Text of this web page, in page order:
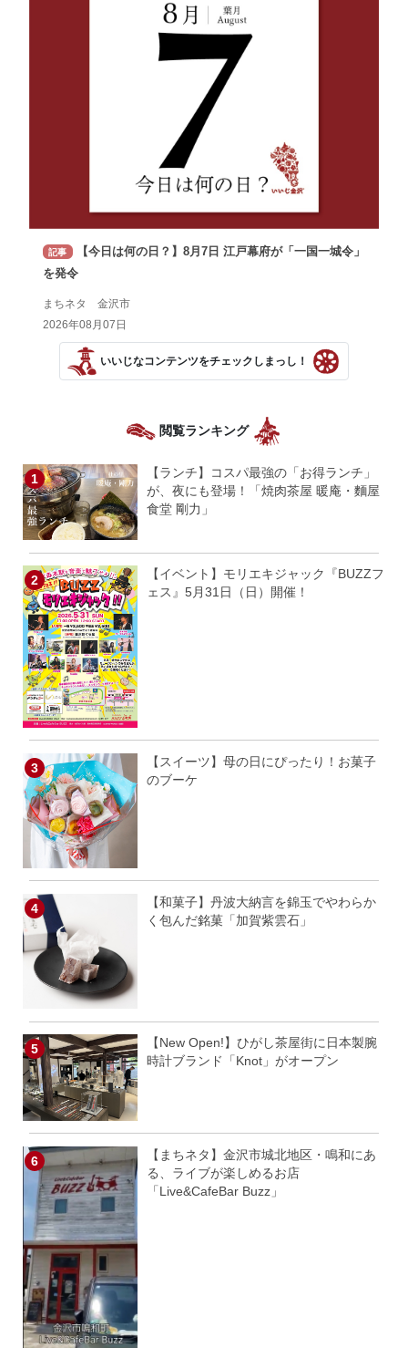
記事
【今日は何の日？】8月7日 江戸幕府が「一国一城令」
を発令
まちネタ 金沢市
2026年08月07日
いいじなコンテンツをチェックしまっし！
閲覧ランキング
【ランチ】コスパ最強の「お得ランチ」
が、夜にも登場！「焼肉茶屋 暖庵・麵屋
食堂 剛力」
【イベント】モリエキジャック『BUZZフ
ェス』5月31日（日）開催！
【スイーツ】母の日にぴったり！お菓子
のブーケ
【和菓子】丹波大納言を錦玉でやわらか
く包んだ銘菓「加賀紫雲石」
【New Open!】ひがし茶屋街に日本製腕
時計ブランド「Knot」がオープン
【まちネタ】金沢市城北地区・鳴和にあ
る、ライブが楽しめるお店
「Live&CafeBar Buzz」